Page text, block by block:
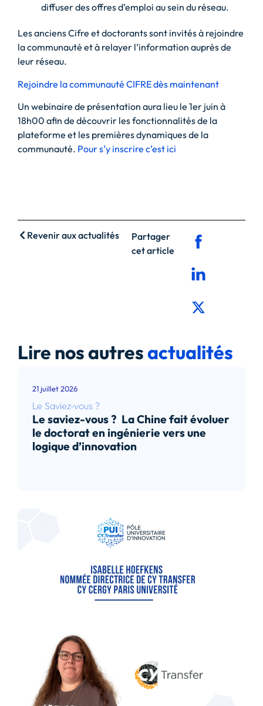
diffuser des offres d’emploi au sein du réseau.
Les anciens Cifre et doctorants sont invités à rejoindre
la communauté et à relayer l’information auprès de
leur réseau.
Rejoindre la communauté CIFRE dès maintenant
Un webinaire de présentation aura lieu le 1er juin à
18h00 afin de découvrir les fonctionnalités de la
plateforme et les premières dynamiques de la
communauté. Pour s’y inscrire c’est ici
Revenir aux actualités
Partager
cet article
Lire nos autresactualités
21 juillet 2026
Le Saviez-vous ?
Le saviez-vous ? La Chine fait évoluer
le doctorat en ingénierie vers une
logique d’innovation